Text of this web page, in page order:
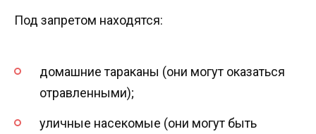
Под запретом находятся:
домашние тараканы (они могут оказаться
отравленными);
уличные насекомые (они могут быть